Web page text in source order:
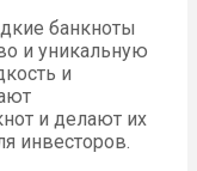
банкноты
и уникальную
и
и делают их
инвесторов.